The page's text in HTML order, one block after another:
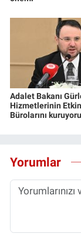
Adalet Bakanı
Hizmetlerinin
Bürolarını
Yorumlar